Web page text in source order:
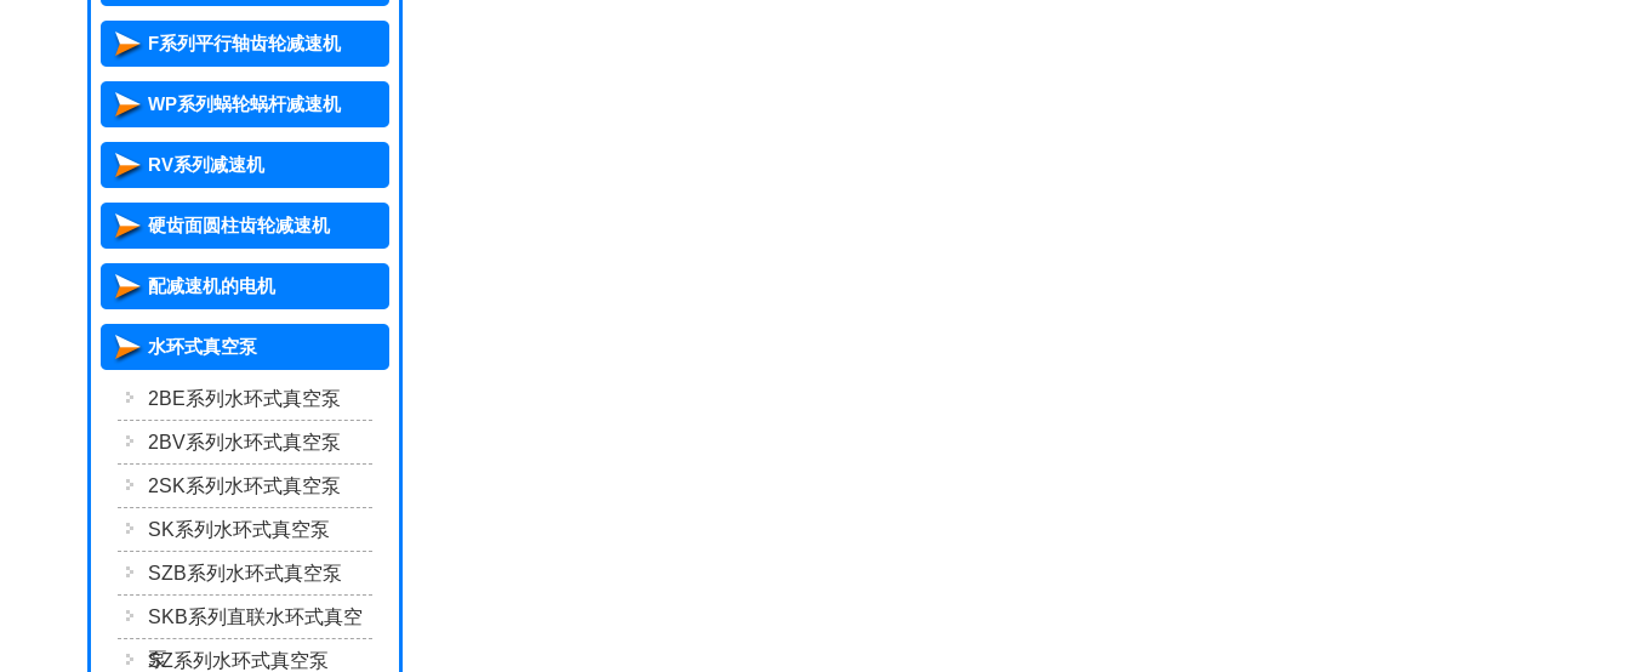
F系列平行轴齿轮减速机
WP系列蜗轮蜗杆减速机
RV系列减速机
硬齿面圆柱齿轮减速机
配减速机的电机
水环式真空泵
2BE系列水环式真空泵
2BV系列水环式真空泵
2SK系列水环式真空泵
SK系列水环式真空泵
SZB系列水环式真空泵
SKB系列直联水环式真空
泵
SZ系列水环式真空泵